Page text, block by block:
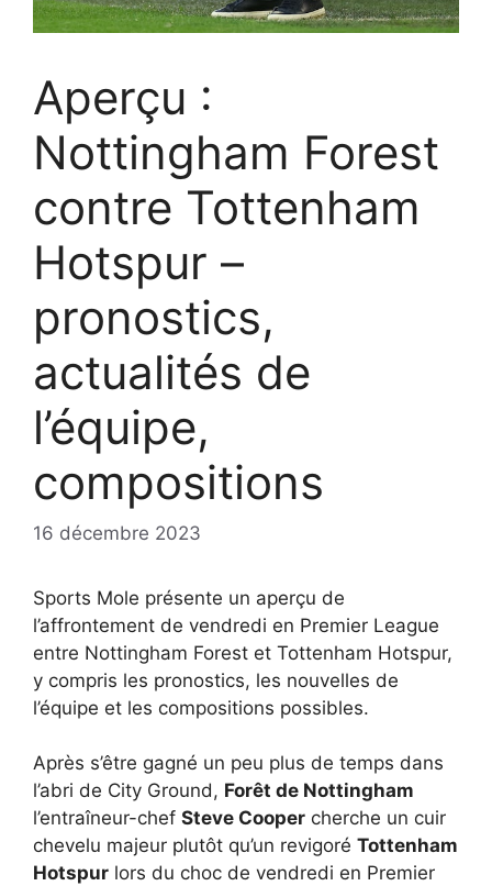
Aperçu :
Nottingham Forest
contre Tottenham
Hotspur –
pronostics,
actualités de
l’équipe,
compositions
16 décembre 2023
Sports Mole présente un aperçu de
l’affrontement de vendredi en Premier League
entre Nottingham Forest et Tottenham Hotspur,
y compris les pronostics, les nouvelles de
l’équipe et les compositions possibles.
Après s’être gagné un peu plus de temps dans
l’abri de City Ground, Forêt de Nottingham
l’entraîneur-chef Steve Cooper cherche un cuir
chevelu majeur plutôt qu’un revigoré Tottenham
Hotspur lors du choc de vendredi en Premier